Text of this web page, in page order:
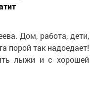
Дом, работа, дети,
порой так надоедает!
лыжи и с хорошей